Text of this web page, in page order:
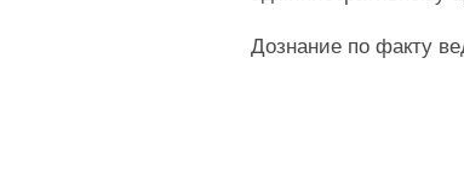
Дознание по факту